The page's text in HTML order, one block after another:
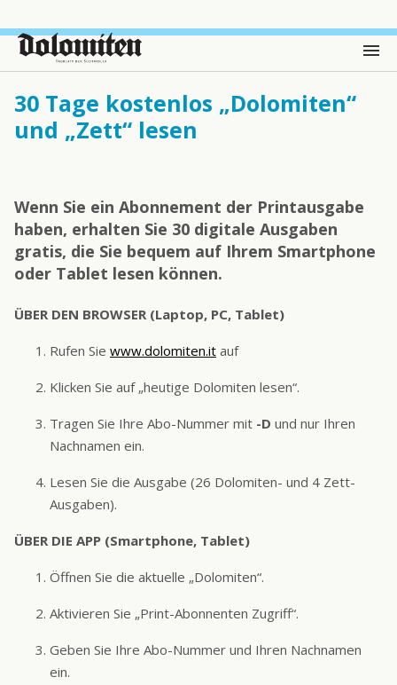
30 Tage kostenlos „Dolomiten“
und „Zett“ lesen
Wenn Sie ein Abonnement der Printausgabe
haben, erhalten Sie 30 digitale Ausgaben
gratis, die Sie bequem auf Ihrem Smartphone
oder Tablet lesen können.
ÜBER DEN BROWSER (Laptop, PC, Tablet)
Rufen Sie www.dolomiten.it auf
Klicken Sie auf „heutige Dolomiten lesen“.
Tragen Sie Ihre Abo-Nummer mit -D und nur Ihren
Nachnamen ein.
Lesen Sie die Ausgabe (26 Dolomiten- und 4 Zett-
Ausgaben).
ÜBER DIE APP (Smartphone, Tablet)
Öffnen Sie die aktuelle „Dolomiten“.
Aktivieren Sie „Print-Abonnenten Zugriff“.
Geben Sie Ihre Abo-Nummer und Ihren Nachnamen
ein.